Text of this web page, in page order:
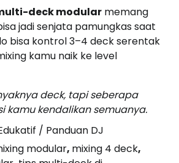
deck modular memang
jadi senjata pamungkas saat
bisa kontrol 3–4 deck serentak
kamu naik ke level
deck, tapi seberapa
kamu kendalikan semuanya.
/ Panduan DJ
modular, mixing 4 deck,